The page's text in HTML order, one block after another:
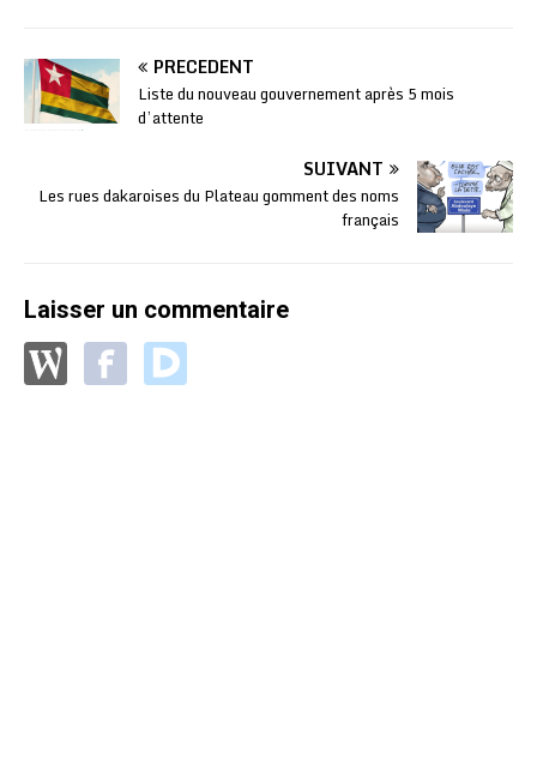
PRÉCÉDENT
Liste du nouveau gouvernement après 5 mois
d’attente
SUIVANT
Les rues dakaroises du Plateau gomment des noms
français
Laisser un commentaire